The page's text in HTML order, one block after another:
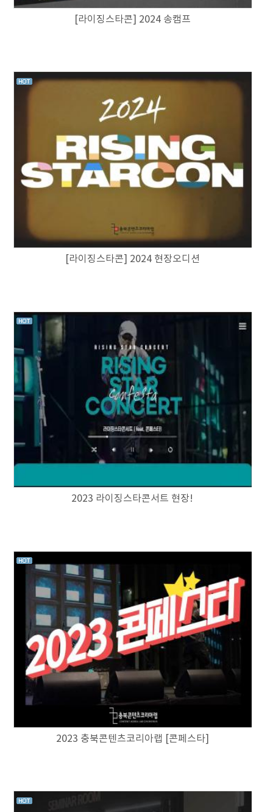
[라이징스타콘] 2024 송캠프
[라이징스타콘] 2024 현장오디션
2023 라이징스타콘서트 현장!
2023 충북콘텐츠코리아랩 [콘페스타]